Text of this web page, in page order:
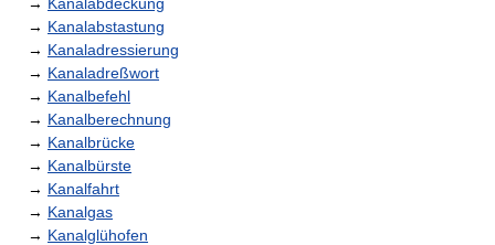
→ Kanalabstastung
→ Kanaladressierung
→ Kanaladreßwort
→ Kanalbefehl
→ Kanalberechnung
→ Kanalbrücke
→ Kanalbürste
→ Kanalfahrt
→ Kanalgas
→ Kanalglühofen